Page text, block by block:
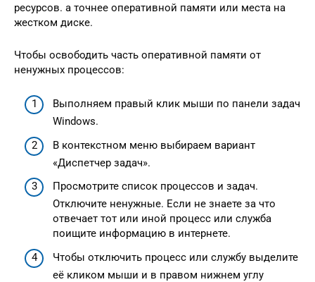
ресурсов. а точнее оперативной памяти или места на
жестком диске.
Чтобы освободить часть оперативной памяти от
ненужных процессов:
Выполняем правый клик мыши по панели задач
Windows.
В контекстном меню выбираем вариант
«Диспетчер задач».
Просмотрите список процессов и задач.
Отключите ненужные. Если не знаете за что
отвечает тот или иной процесс или служба
поищите информацию в интернете.
Чтобы отключить процесс или службу выделите
её кликом мыши и в правом нижнем углу